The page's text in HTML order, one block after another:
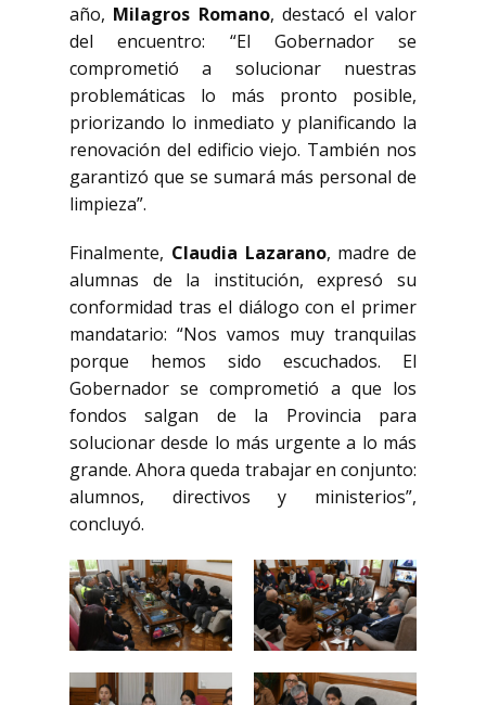
año, Milagros Romano, destacó el valor
del encuentro: “El Gobernador se
comprometió a solucionar nuestras
problemáticas lo más pronto posible,
priorizando lo inmediato y planificando la
renovación del edificio viejo. También nos
garantizó que se sumará más personal de
limpieza”.
Finalmente, Claudia Lazarano, madre de
alumnas de la institución, expresó su
conformidad tras el diálogo con el primer
mandatario: “Nos vamos muy tranquilas
porque hemos sido escuchados. El
Gobernador se comprometió a que los
fondos salgan de la Provincia para
solucionar desde lo más urgente a lo más
grande. Ahora queda trabajar en conjunto:
alumnos, directivos y ministerios”,
concluyó.